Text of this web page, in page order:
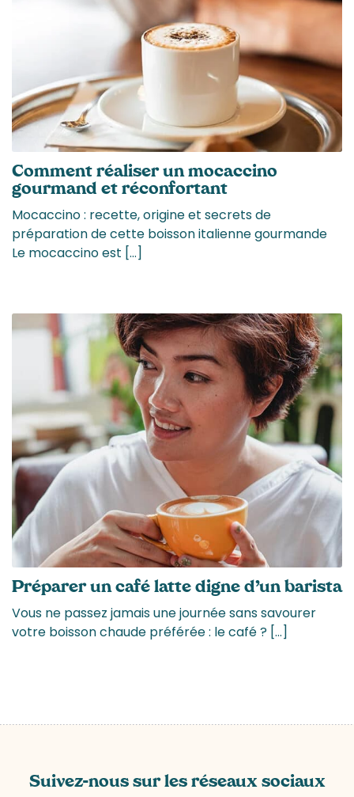
Comment réaliser un mocaccino
gourmand et réconfortant
Mocaccino : recette, origine et secrets de
préparation de cette boisson italienne gourmande
Le mocaccino est […]
Préparer un café latte digne d’un barista
Vous ne passez jamais une journée sans savourer
votre boisson chaude préférée : le café ? […]
Suivez-nous sur les réseaux sociaux